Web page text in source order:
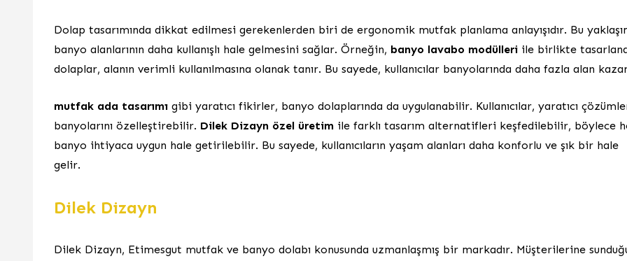
Dolap tasarımında dikkat edilmesi gerekenlerden biri de ergonomik mutfak planlama anlayışıdır. Bu
banyo alanlarının daha kullanışlı hale gelmesini sağlar. Örneğin, banyo lavabo modülleri ile birlikte
dolaplar, alanın verimli kullanılmasına olanak tanır. Bu sayede, kullanıcılar banyolarında daha fazla alan
mutfak ada tasarımı gibi yaratıcı fikirler, banyo dolaplarında da uygulanabilir. Kullanıcılar, yaratıcı
banyolarını özelleştirebilir. Dilek Dizayn özel üretim ile farklı tasarım alternatifleri keşfedilebilir, böylece
banyo ihtiyaca uygun hale getirilebilir. Bu sayede, kullanıcıların yaşam alanları daha konforlu ve şık bir hale
gelir.
Dilek Dizayn
Dilek Dizayn, Etimesgut mutfak ve banyo dolabı konusunda uzmanlaşmış bir markadır. Müşterilerine